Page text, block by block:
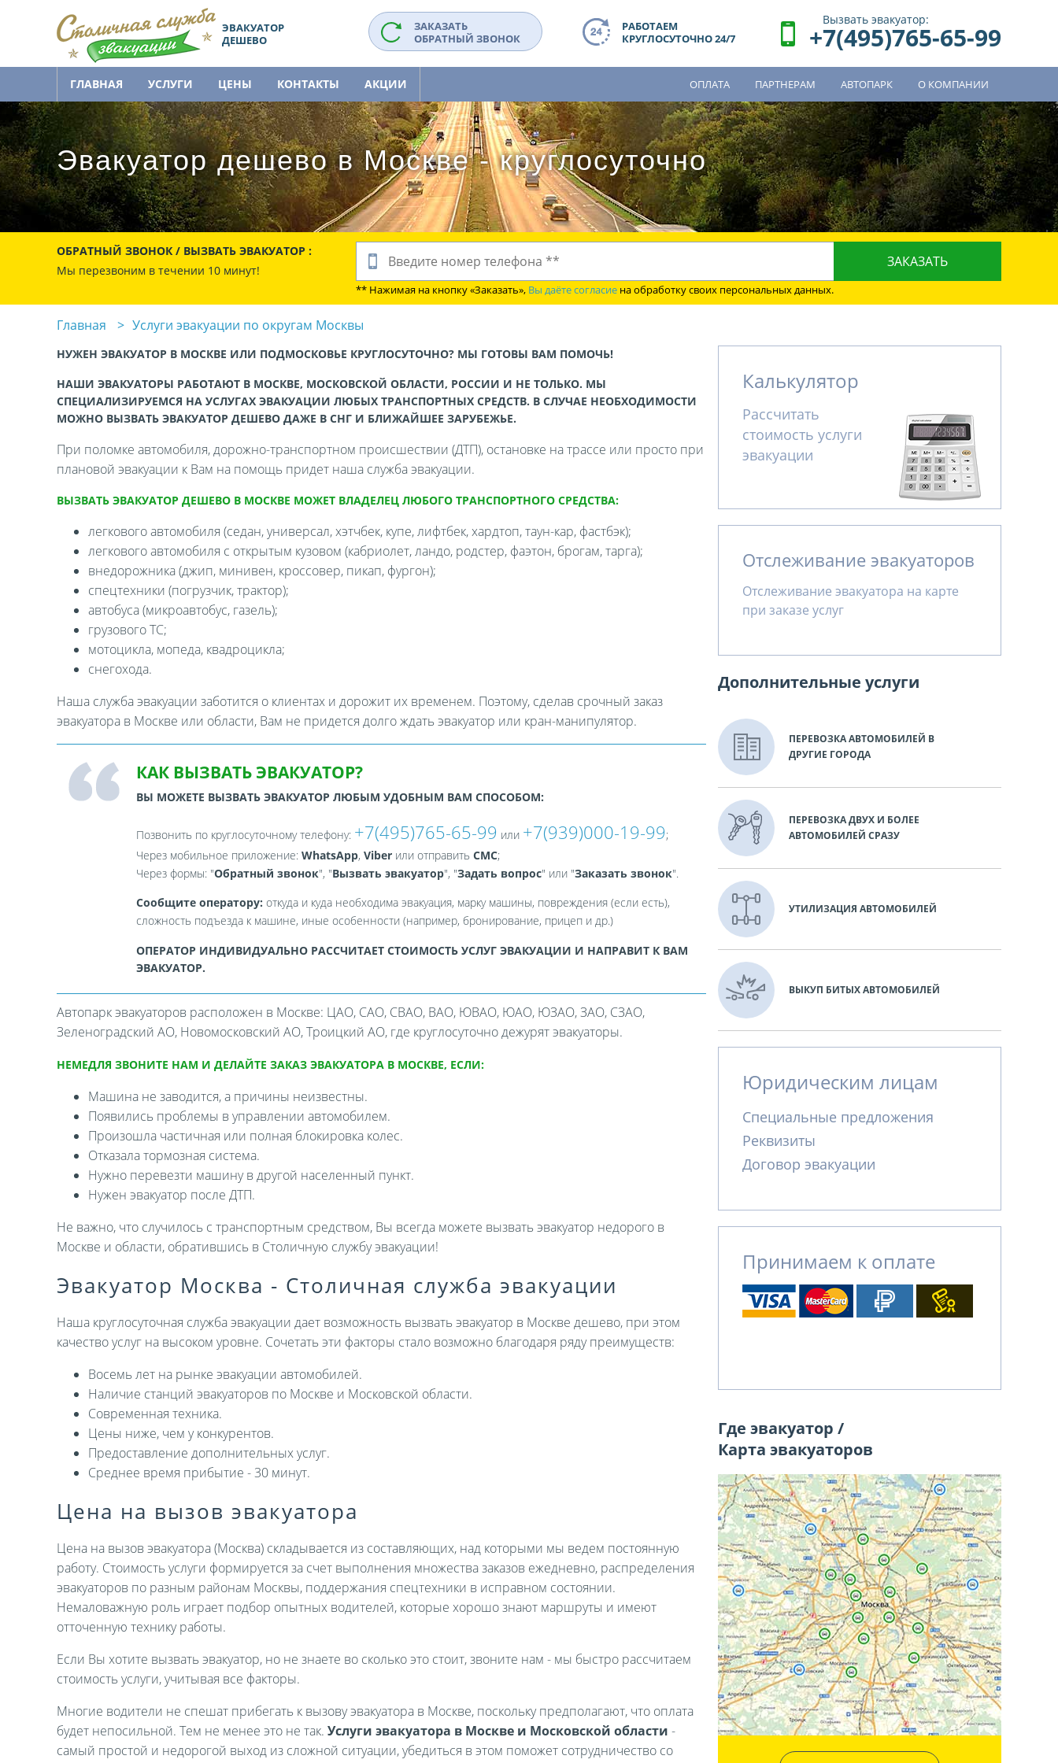
ЭВАКУАТОР
ДЕШЕВО
ЗАКАЗАТЬ
ОБРАТНЫЙ ЗВОНОК
РАБОТАЕМ
КРУГЛОСУТОЧНО 24/7
Вызвать эвакуатор:
+7(495)765-65-99
ГЛАВНАЯ УСЛУГИ ЦЕНЫ КОНТАКТЫ АКЦИИ ОПЛАТА ПАРТНЕРАМ АВТОПАРК О КОМПАНИИ
Эвакуатор дешево в Москве - круглосуточно
ОБРАТНЫЙ ЗВОНОК / ВЫЗВАТЬ ЭВАКУАТОР :
Мы перезвоним в течении 10 минут!
** Нажимая на кнопку «Заказать», Вы даёте согласие на обработку своих персональных данных.
Главная Услуги эвакуации по округам Москвы
НУЖЕН ЭВАКУАТОР В МОСКВЕ ИЛИ ПОДМОСКОВЬЕ КРУГЛОСУТОЧНО? МЫ ГОТОВЫ ВАМ ПОМОЧЬ!
НАШИ ЭВАКУАТОРЫ РАБОТАЮТ В МОСКВЕ, МОСКОВСКОЙ ОБЛАСТИ, РОССИИ И НЕ ТОЛЬКО. МЫ
СПЕЦИАЛИЗИРУЕМСЯ НА УСЛУГАХ ЭВАКУАЦИИ ЛЮБЫХ ТРАНСПОРТНЫХ СРЕДСТВ. В СЛУЧАЕ НЕОБХОДИМОСТИ
МОЖНО ВЫЗВАТЬ ЭВАКУАТОР ДЕШЕВО ДАЖЕ В СНГ И БЛИЖАЙШЕЕ ЗАРУБЕЖЬЕ.
При поломке автомобиля, дорожно-транспортном происшествии (ДТП), остановке на трассе или просто при
плановой эвакуации к Вам на помощь придет наша служба эвакуации.
ВЫЗВАТЬ ЭВАКУАТОР ДЕШЕВО В МОСКВЕ МОЖЕТ ВЛАДЕЛЕЦ ЛЮБОГО ТРАНСПОРТНОГО СРЕДСТВА:
легкового автомобиля (седан, универсал, хэтчбек, купе, лифтбек, хардтоп, таун-кар, фастбэк);
легкового автомобиля с открытым кузовом (кабриолет, ландо, родстер, фаэтон, брогам, тарга);
внедорожника (джип, минивен, кроссовер, пикап, фургон);
спецтехники (погрузчик, трактор);
автобуса (микроавтобус, газель);
грузового ТС;
мотоцикла, мопеда, квадроцикла;
снегохода.
Наша служба эвакуации заботится о клиентах и дорожит их временем. Поэтому, сделав срочный заказ
эвакуатора в Москве или области, Вам не придется долго ждать эвакуатор или кран-манипулятор.
КАК ВЫЗВАТЬ ЭВАКУАТОР?
ВЫ МОЖЕТЕ ВЫЗВАТЬ ЭВАКУАТОР ЛЮБЫМ УДОБНЫМ ВАМ СПОСОБОМ:
Позвонить по круглосуточному телефону: +7(495)765-65-99 или +7(939)000-19-99;
Через мобильное приложение: WhatsApp, Viberили отправить СМС;
Через формы: "Обратный звонок", "Вызвать эвакуатор", "Задать вопрос" или "Заказать звонок".
Сообщите оператору: откуда и куда необходима эвакуация, марку машины, повреждения (если есть),
сложность подъезда к машине, иные особенности (например, бронирование, прицеп и др.)
ОПЕРАТОР ИНДИВИДУАЛЬНО РАССЧИТАЕТ СТОИМОСТЬ УСЛУГ ЭВАКУАЦИИ И НАПРАВИТ К ВАМ
ЭВАКУАТОР.
Автопарк эвакуаторов расположен в Москве: ЦАО, САО, СВАО, ВАО, ЮВАО, ЮАО, ЮЗАО, ЗАО, СЗАО,
Зеленоградский АО, Новомосковский АО, Троицкий АО, где круглосуточно дежурят эвакуаторы.
НЕМЕДЛЯ ЗВОНИТЕ НАМ И ДЕЛАЙТЕ ЗАКАЗ ЭВАКУАТОРА В МОСКВЕ, ЕСЛИ:
Машина не заводится, а причины неизвестны.
Появились проблемы в управлении автомобилем.
Произошла частичная или полная блокировка колес.
Отказала тормозная система.
Нужно перевезти машину в другой населенный пункт.
Нужен эвакуатор после ДТП.
Не важно, что случилось с транспортным средством, Вы всегда можете вызвать эвакуатор недорого в
Москве и области, обратившись в Столичную службу эвакуации!
Эвакуатор Москва - Столичная служба эвакуации
Наша круглосуточная служба эвакуации дает возможность вызвать эвакуатор в Москве дешево, при этом
качество услуг на высоком уровне. Сочетать эти факторы стало возможно благодаря ряду преимуществ:
Восемь лет на рынке эвакуации автомобилей.
Наличие станций эвакуаторов по Москве и Московской области.
Современная техника.
Цены ниже, чем у конкурентов.
Предоставление дополнительных услуг.
Среднее время прибытие - 30 минут.
Цена на вызов эвакуатора
Цена на вызов эвакуатора (Москва) складывается из составляющих, над которыми мы ведем постоянную
работу. Стоимость услуги формируется за счет выполнения множества заказов ежедневно, распределения
эвакуаторов по разным районам Москвы, поддержания спецтехники в исправном состоянии.
Немаловажную роль играет подбор опытных водителей, которые хорошо знают маршруты и имеют
отточенную технику работы.
Если Вы хотите вызвать эвакуатор, но не знаете во сколько это стоит, звоните нам - мы быстро рассчитаем
стоимость услуги, учитывая все факторы.
Многие водители не спешат прибегать к вызову эвакуатора в Москве, поскольку предполагают, что оплата
будет непосильной. Тем не менее это не так. Услуги эвакуатора в Москве и Московской области -
самый простой и недорогой выход из сложной ситуации, убедиться в этом поможет сотрудничество со
Калькулятор
Рассчитать
стоимость услуги
эвакуации
Отслеживание эвакуаторов
Отслеживание эвакуатора на карте
при заказе услуг
Дополнительные услуги
ПЕРЕВОЗКА АВТОМОБИЛЕЙ В
ДРУГИЕ ГОРОДА
ПЕРЕВОЗКА ДВУХ И БОЛЕЕ
АВТОМОБИЛЕЙ СРАЗУ
УТИЛИЗАЦИЯ АВТОМОБИЛЕЙ
ВЫКУП БИТЫХ АВТОМОБИЛЕЙ
Юридическим лицам
Специальные предложения
Реквизиты
Договор эвакуации
Принимаем к оплате
Где эвакуатор /
Карта эвакуаторов